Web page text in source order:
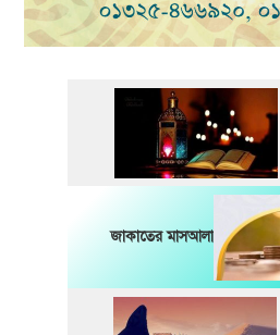
জাকাতের মাসআলা